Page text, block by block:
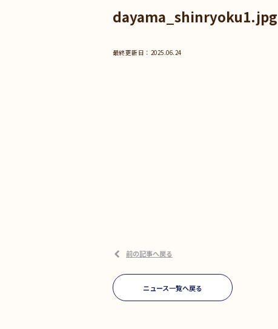
dayama_shinryoku1.jpg
2025.06.24
前の記事へ戻る
ニュース一覧へ戻る